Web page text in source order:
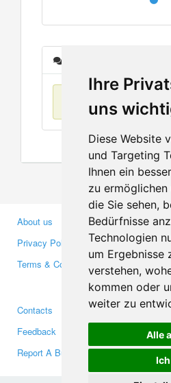
Ihre
uns
Diese Website
und Targeting
Ihnen ein
zu ermöglichen
die Sie sehen,
Bedürfnisse
Technologien
um Ergebnisse
verstehen,
kommen oder
weiter zu
Alle
No items found
About us
Privacy Policy
Terms & Conditions
Contacts
Feedback
Report A Bug